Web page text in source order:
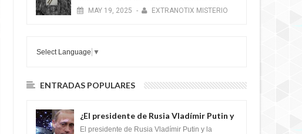
MAY 19, 2025 - EXTRANOTIX MISTERIO
Select Language ▼
ENTRADAS POPULARES
¿El presidente de Rusia Vladímir Putin y
la Federación Galactica han firmado un
El presidente de Rusia Vladímir Putin y la